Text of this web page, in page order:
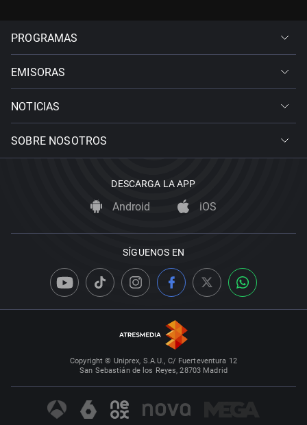
PROGRAMAS
EMISORAS
NOTICIAS
SOBRE NOSOTROS
DESCARGA LA APP
Android iOS
SÍGUENOS EN
Copyright © Uniprex, S.A.U., C/ Fuerteventura 12
San Sebastián de los Reyes, 28703 Madrid